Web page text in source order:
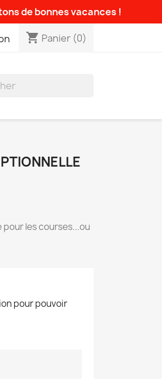
de bonnes vacances !
shopping_cart Panier (0)
les courses...ou
pour pouvoir